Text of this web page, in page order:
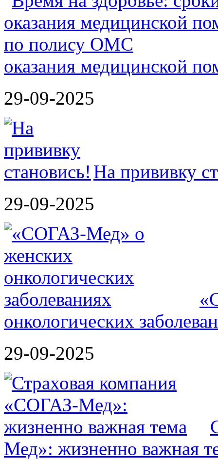
оказания медицинской
29-09-2025
На прививку
29-09-2025
онкологических
29-09-2025
Мед»: жизненно важная